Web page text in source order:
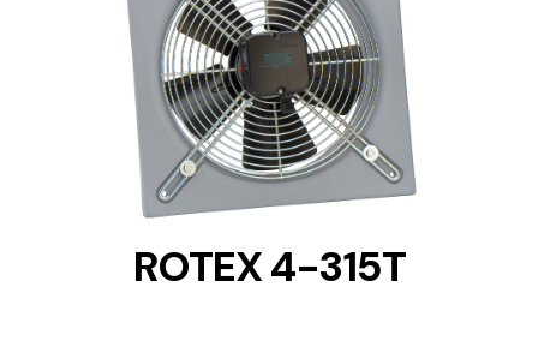
DETAILS
ROTEX 4-315T